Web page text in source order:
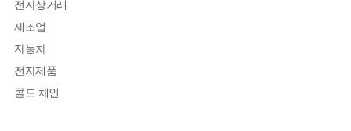
전자상거래
제조업
자동차
전자제품
콜드 체인